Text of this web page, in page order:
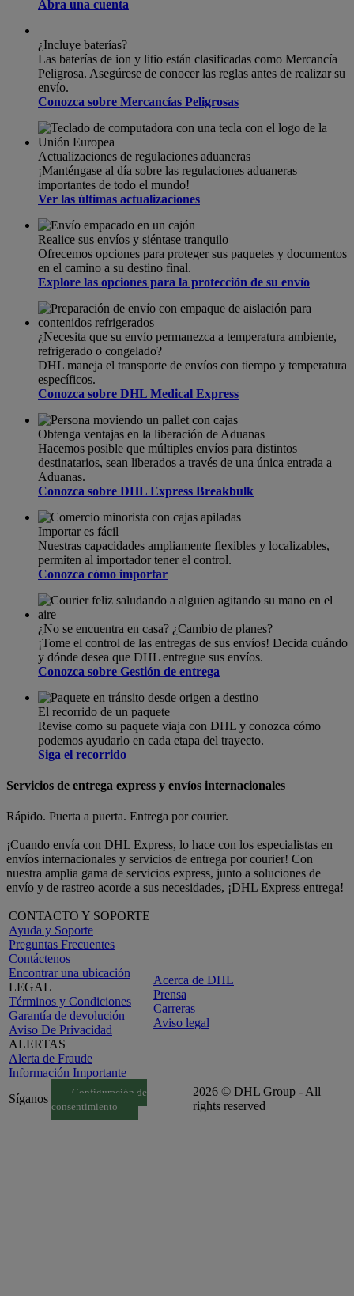
Abra una cuenta
¿Incluye baterías?
Las baterías de ion y litio están clasificadas como Mercancía
Peligrosa. Asegúrese de conocer las reglas antes de realizar su
envío.
Conozca sobre Mercancías Peligrosas
Actualizaciones de regulaciones aduaneras
¡Manténgase al día sobre las regulaciones aduaneras
importantes de todo el mundo!
Ver las últimas actualizaciones
Realice sus envíos y siéntase tranquilo
Ofrecemos opciones para proteger sus paquetes y documentos
en el camino a su destino final.
Explore las opciones para la protección de su envío
¿Necesita que su envío permanezca a temperatura ambiente,
refrigerado o congelado?
DHL maneja el transporte de envíos con tiempo y temperatura
específicos.
Conozca sobre DHL Medical Express
Obtenga ventajas en la liberación de Aduanas
Hacemos posible que múltiples envíos para distintos
destinatarios, sean liberados a través de una única entrada a
Aduanas.
Conozca sobre DHL Express Breakbulk
Importar es fácil
Nuestras capacidades ampliamente flexibles y localizables,
permiten al importador tener el control.
Conozca cómo importar
¿No se encuentra en casa? ¿Cambio de planes?
¡Tome el control de las entregas de sus envíos! Decida cuándo
y dónde desea que DHL entregue sus envíos.
Conozca sobre Gestión de entrega
El recorrido de un paquete
Revise como su paquete viaja con DHL y conozca cómo
podemos ayudarlo en cada etapa del trayecto.
Siga el recorrido
Servicios de entrega express y envíos internacionales
Rápido. Puerta a puerta. Entrega por courier.
¡Cuando envía con DHL Express, lo hace con los especialistas en
envíos internacionales y servicios de entrega por courier! Con
nuestra amplia gama de servicios express, junto a soluciones de
envío y de rastreo acorde a sus necesidades, ¡DHL Express entrega!
CONTACTO Y SOPORTE
Ayuda y Soporte
Preguntas Frecuentes
Contáctenos
Encontrar una ubicación
LEGAL
Términos y Condiciones
Garantía de devolución
Aviso De Privacidad
ALERTAS
Alerta de Fraude
Información Importante
Acerca de DHL
Prensa
Carreras
Aviso legal
Síganos
Configuración de
consentimiento
2026 © DHL Group - All
rights reserved